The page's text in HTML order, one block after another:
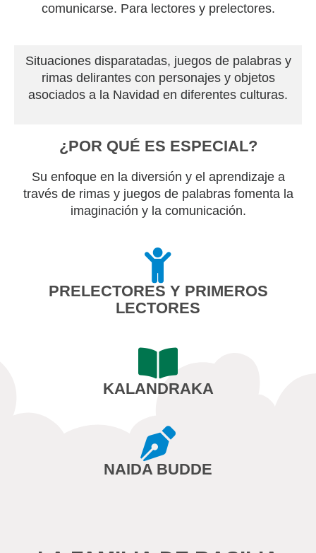
comunicarse. Para lectores y prelectores.
Situaciones disparatadas, juegos de palabras y
rimas delirantes con personajes y objetos
asociados a la Navidad en diferentes culturas.
¿POR QUÉ ES ESPECIAL?
Su enfoque en la diversión y el aprendizaje a
través de rimas y juegos de palabras fomenta la
imaginación y la comunicación.
PRELECTORES Y PRIMEROS
LECTORES
KALANDRAKA
NAIDA BUDDE